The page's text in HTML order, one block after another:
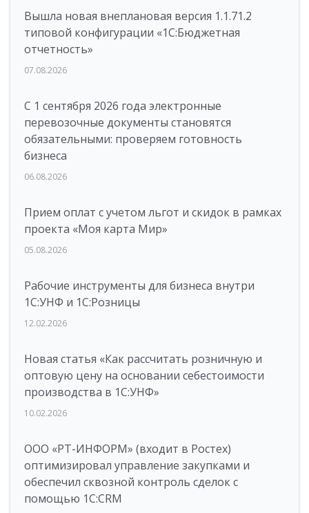
Вышла новая внеплановая версия 1.1.71.2
типовой конфигурации «1C:Бюджетная
отчетность»
07.08.2026
С 1 сентября 2026 года электронные
перевозочные документы становятся
обязательными: проверяем готовность
бизнеса
06.08.2026
Прием оплат с учетом льгот и скидок в рамках
проекта «Моя карта Мир»
05.08.2026
Рабочие инструменты для бизнеса внутри
1С:УНФ и 1С:Розницы
12.02.2026
Новая статья «Как рассчитать розничную и
оптовую цену на основании себестоимости
производства в 1С:УНФ»
10.02.2026
ООО «РТ-ИНФОРМ» (входит в Ростех)
оптимизировал управление закупками и
обеспечил сквозной контроль сделок с
помощью 1С:CRM